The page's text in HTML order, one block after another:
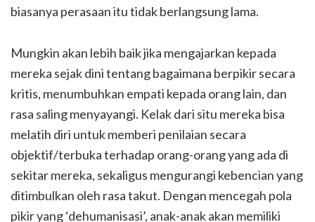
biasanya perasaan itu tidak berlangsung lama.
Mungkin akan lebih baik jika mengajarkan kepada
mereka sejak dini tentang bagaimana berpikir secara
kritis, menumbuhkan empati kepada orang lain, dan
rasa saling menyayangi. Kelak dari situ mereka bisa
melatih diri untuk memberi penilaian secara
objektif/terbuka terhadap orang-orang yang ada di
sekitar mereka, sekaligus mengurangi kebencian yang
ditimbulkan oleh rasa takut. Dengan mencegah pola
pikir yang ‘dehumanisasi’, anak-anak akan memiliki